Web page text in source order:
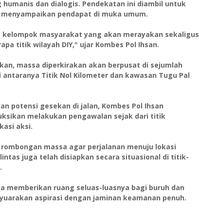
dan dialogis. Pendekatan ini diambil untuk
pendapat di muka umum.
masyarakat yang akan merayakan sekaligus
titik wilayah DIY," ujar Kombes Pol Ihsan.
massa diperkirakan akan berpusat di sejumlah
Titik Nol Kilometer dan kawasan Tugu Pal
potensi gesekan di jalan, Kombes Pol Ihsan
melakukan pengawalan sejak dari titik
aksi.
massa agar perjalanan menuju lokasi
juga telah disiapkan secara situasional di titik-
memberikan ruang seluas-luasnya bagi buruh dan
aspirasi dengan jaminan keamanan penuh.